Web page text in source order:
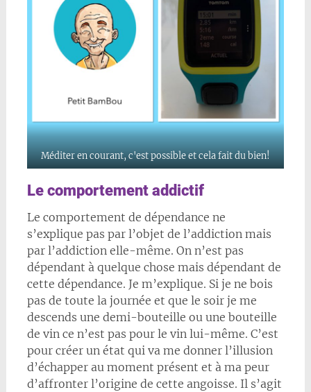
Méditer en courant, c'est possible et cela fait du bien!
Le comportement addictif
Le comportement de dépendance ne
s’explique pas par l’objet de l’addiction mais
par l’addiction elle-même. On n’est pas
dépendant à quelque chose mais dépendant de
cette dépendance. Je m’explique. Si je ne bois
pas de toute la journée et que le soir je me
descends une demi-bouteille ou une bouteille
de vin ce n’est pas pour le vin lui-même. C’est
pour créer un état qui va me donner l’illusion
d’échapper au moment présent et à ma peur
d’affronter l’origine de cette angoisse. Il s’agit